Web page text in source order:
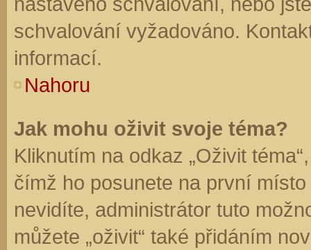
schvalování vyžadováno.
informací.
Nahoru
Jak mohu oživit svoje téma?
Kliknutím na odkaz „Oživit
čímž ho posunete na první
nevidíte, administrátor tuto
můžete „oživit“ také přidáním